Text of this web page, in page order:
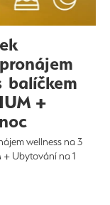
balíčkem
+
wellness na 3
+ Ubytování na 1